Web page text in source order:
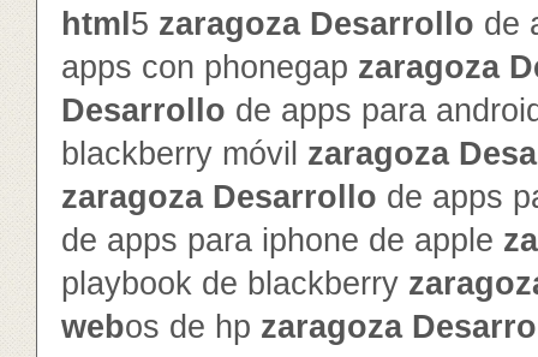
html 5 zaragoza Desarrollo de
apps con phonegap zaragoza
Desarrollo de apps para
blackberry móvil zaragoza
zaragoza Desarrollo de apps
de apps para iphone de apple
playbook de blackberry
webos de hp zaragoza